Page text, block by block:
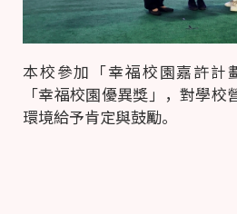
本校參加「幸福校園嘉許計
「幸福校園優異獎」，對學
環境給予肯定與鼓勵。